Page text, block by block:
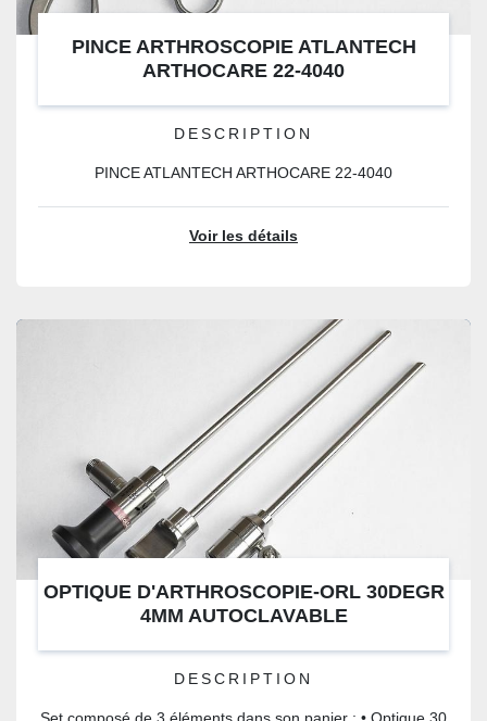
PINCE ARTHROSCOPIE ATLANTECH
ARTHOCARE 22-4040
DESCRIPTION
PINCE ATLANTECH ARTHOCARE 22-4040
Voir les détails
OPTIQUE D'ARTHROSCOPIE-ORL 30DEGR
4MM AUTOCLAVABLE
DESCRIPTION